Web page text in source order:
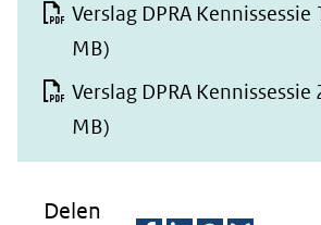
Verslag DPRA Kennissessie
MB)
Verslag DPRA Kennissessie
MB)
Delen